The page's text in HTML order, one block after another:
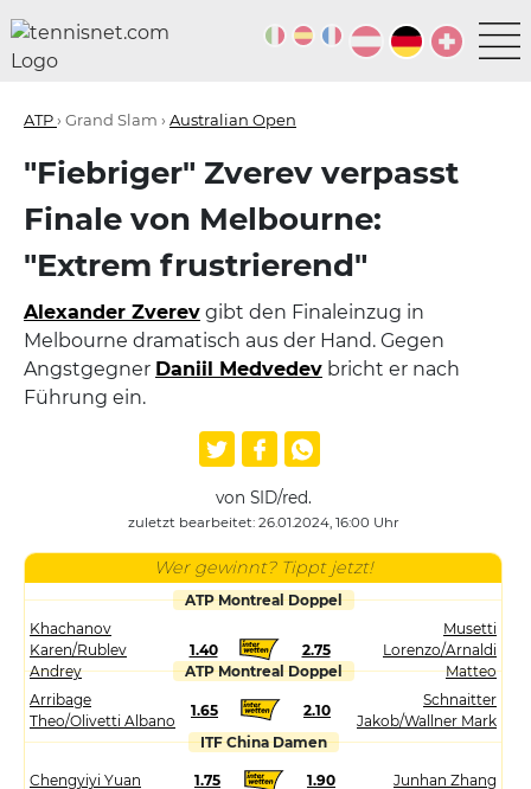
ATP› Grand Slam › Australian Open
"Fiebriger" Zverev verpasst
Finale von Melbourne:
"Extrem frustrierend"
Alexander Zverev gibt den Finaleinzug in
Melbourne dramatisch aus der Hand. Gegen
Angstgegner Daniil Medvedev bricht er nach
Führung ein.
von SID/red.
zuletzt bearbeitet: 26.01.2024, 16:00 Uhr
Wer gewinnt? Tippt jetzt!
ATP Montreal Doppel
Khachanov
Karen/Rublev
Andrey
1.40 2.75
Musetti
Lorenzo/Arnaldi
Matteo
ATP Montreal Doppel
Arribage
Theo/Olivetti Albano
1.65 2.10
Schnaitter
Jakob/Wallner Mark
ITF China Damen
Chengyiyi Yuan 1.75 1.90 Junhan Zhang